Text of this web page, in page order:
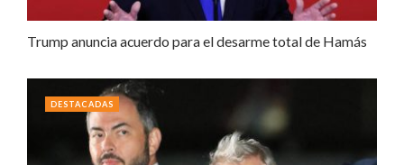
Trump anuncia acuerdo para el desarme total de Hamás
DESTACADAS